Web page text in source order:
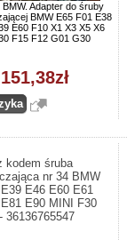
Adapter do śruby
BMW E65 F01 E38
E60 F10 X1 X3 X5 X6
F15 F12 G01 G30
151,38zł
kodem śruba
nr 34 BMW
E46 E60 E61
E90 MINI F30
36136765547